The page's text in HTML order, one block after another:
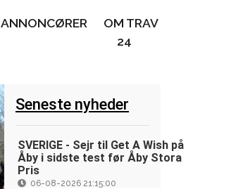
Seneste nyheder
SVERIGE - Sejr til Get A Wish på
Åby i sidste test før Åby Stora
Pris
06-08-2026 21:15:00
ANNONCØRER
OM TRAV
24